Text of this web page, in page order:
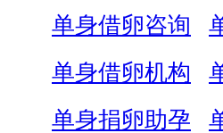
单身借卵咨询
单身借卵机构
单身捐卵助孕